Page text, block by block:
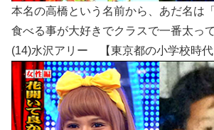
本名の高橋という名前から、あだ名は「
食べる事が大好きでクラスで一番太っ
(14)水沢アリー 【東京都の小学校時代